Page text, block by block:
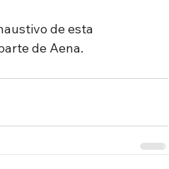
de esta
de Aena.